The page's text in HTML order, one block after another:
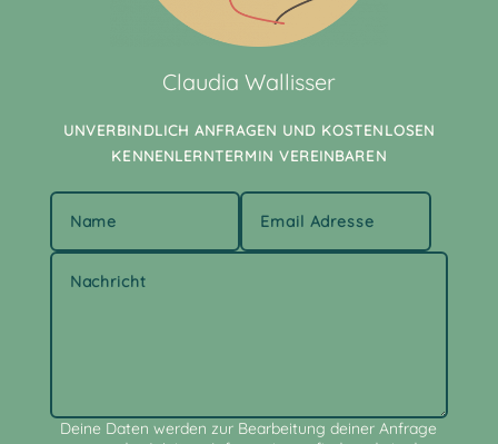
Claudia Wallisser
UNVERBINDLICH ANFRAGEN UND KOSTENLOSEN
KENNENLERNTERMIN VEREINBAREN
Deine Daten werden zur Bearbeitung deiner Anfrage
Alternative: